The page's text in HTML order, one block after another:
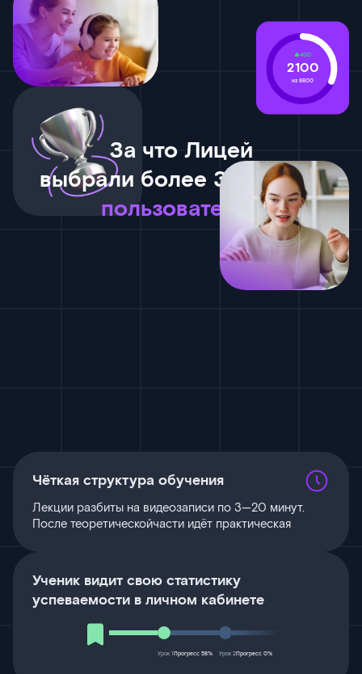
За что Лицей
выбрали более 365 тысяч
пользователей
400
2100
из 8800
Чёткая структура обучения
Лекции разбиты на видеозаписи по 3—20 минут.
После теоретическойчасти идёт практическая
Ученик видит свою статистику
успеваемости в личном кабинете
Урок 1Прогресс 58% Урок 2Прогресс 0%